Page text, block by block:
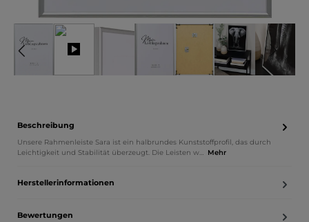
Beschreibung
Unsere Rahmenleiste Sara ist ein halbrundes Kunststoffprofil, das durch
Leichtigkeit und Stabilität überzeugt. Die Leisten w… Mehr
Herstellerinformationen
Bewertungen